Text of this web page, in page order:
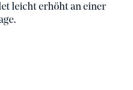
leicht erhöht an einer